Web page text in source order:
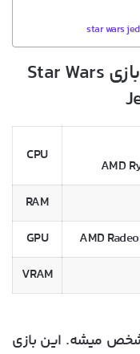
حداقل سیستم مورد نیاز بازی Star Wars
AMD
CPU
RAM
AMD
GPU
VRAM
میشه. این بازی